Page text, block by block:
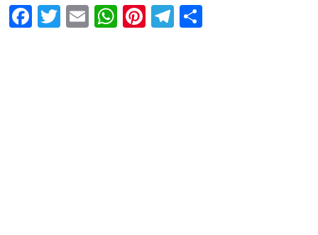
Facebook
Twitter
EmailWhatsApp
Pinterest
Telegram
Share